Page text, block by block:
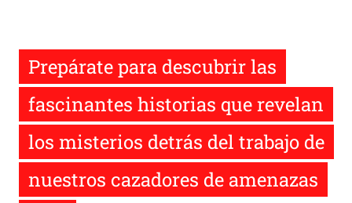
Prepárate para descubrir las
fascinantes historias que revelan
los misterios detrás del trabajo de
nuestros cazadores de amenazas